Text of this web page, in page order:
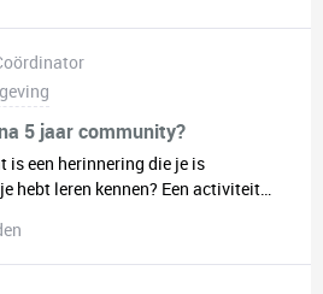
5 jaar community?
is een herinnering die je is
hebt leren kennen? Een activiteit
gehad? Of misschien iets wat je
kijk ik vooral terug op alle fysieke
jaren heen hebben gehad. De